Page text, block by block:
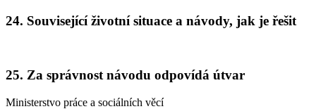
24. Související životní situace a návody, jak je řešit
25. Za správnost návodu odpovídá útvar
Ministerstvo práce a sociálních věcí